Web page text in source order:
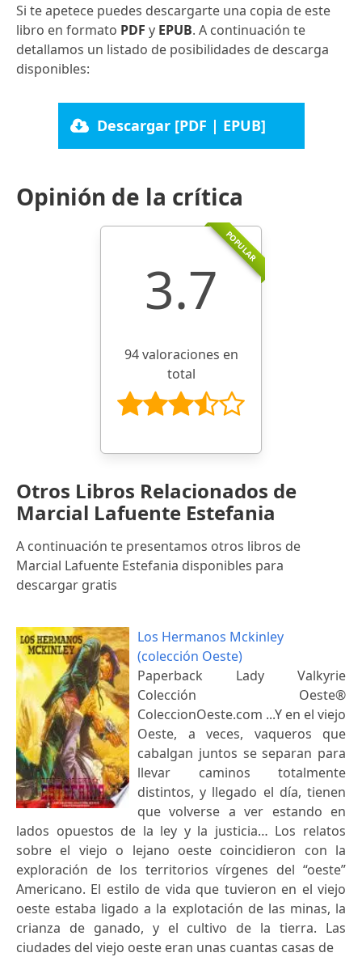
Si te apetece puedes descargarte una copia de este
libro en formato PDF y EPUB. A continuación te
detallamos un listado de posibilidades de descarga
disponibles:
Descargar [PDF | EPUB]
Opinión de la crítica
POPULAR
3.7
94 valoraciones en
total
Otros Libros Relacionados de
Marcial Lafuente Estefania
A continuación te presentamos otros libros de
Marcial Lafuente Estefania disponibles para
descargar gratis
Los Hermanos Mckinley
(colección Oeste)
Paperback Lady Valkyrie
Colección Oeste®
ColeccionOeste.com ...Y en el viejo
Oeste, a veces, vaqueros que
cabalgan juntos se separan para
llevar caminos totalmente
distintos, y llegado el día, tienen
que volverse a ver estando en
lados opuestos de la ley y la justicia… Los relatos
sobre el viejo o lejano oeste coincidieron con la
exploración de los territorios vírgenes del “oeste”
Americano. El estilo de vida que tuvieron en el viejo
oeste estaba ligado a la explotación de las minas, la
crianza de ganado, y el cultivo de la tierra. Las
ciudades del viejo oeste eran unas cuantas casas de